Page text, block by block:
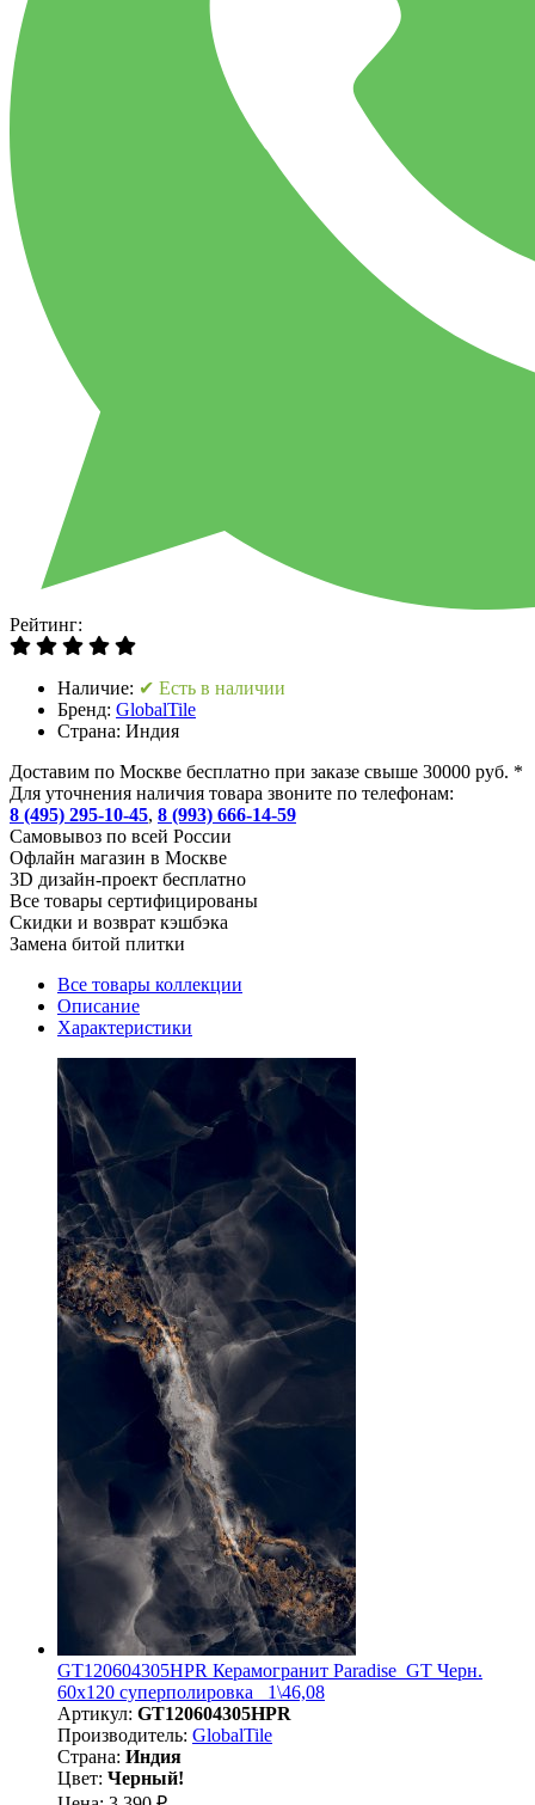
Рейтинг:
Наличие: ✔ Есть в наличии
Бренд: GlobalTile
Страна: Индия
Доставим по Москве бесплатно при заказе свыше 30000 руб. *
Для уточнения наличия товара звоните по телефонам:
8 (495) 295-10-45, 8 (993) 666-14-59
Cамовывоз по всей России
Офлайн магазин в Москве
3D дизайн-проект бесплатно
Все товары сертифицированы
Скидки и возврат кэшбэка
Замена битой плитки
Все товары коллекции
Описание
Характеристики
GT120604305HPR Керамогранит Paradise_GT Черн.
60x120 суперполировка_ 1\46,08
Артикул: GT120604305HPR
Производитель: GlobalTile
Страна: Индия
Цвет: Черный!